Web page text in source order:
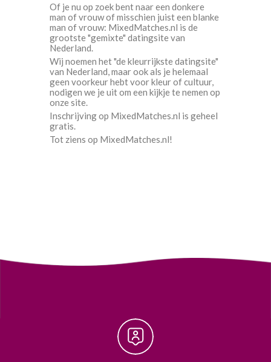
Of je nu op zoek bent naar een donkere
man of vrouw of misschien juist een blanke
man of vrouw: MixedMatches.nl is de
grootste "gemixte" datingsite van
Nederland.
Wij noemen het "de kleurrijkste datingsite"
van Nederland, maar ook als je helemaal
geen voorkeur hebt voor kleur of cultuur,
nodigen we je uit om een kijkje te nemen op
onze site.
Inschrijving op MixedMatches.nl is geheel
gratis.
Tot ziens op MixedMatches.nl!